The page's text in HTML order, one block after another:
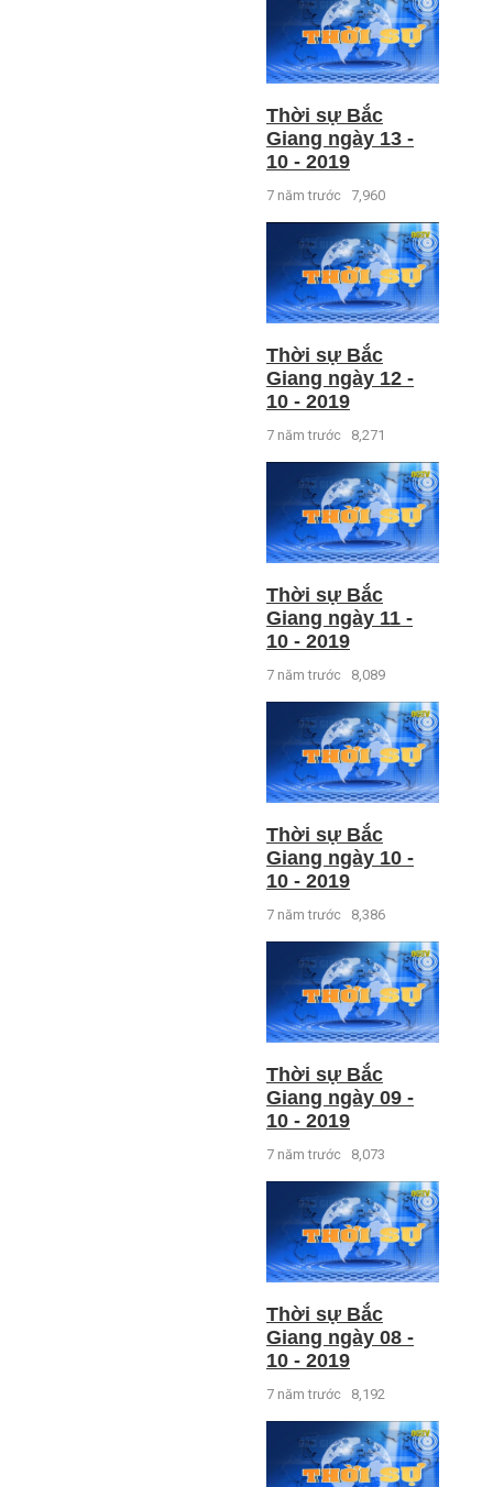
Thời sự Bắc
Giang ngày 13 -
10 - 2019
7 năm trước 7,960
Thời sự Bắc
Giang ngày 12 -
10 - 2019
7 năm trước 8,271
Thời sự Bắc
Giang ngày 11 -
10 - 2019
7 năm trước 8,089
Thời sự Bắc
Giang ngày 10 -
10 - 2019
7 năm trước 8,386
Thời sự Bắc
Giang ngày 09 -
10 - 2019
7 năm trước 8,073
Thời sự Bắc
Giang ngày 08 -
10 - 2019
7 năm trước 8,192